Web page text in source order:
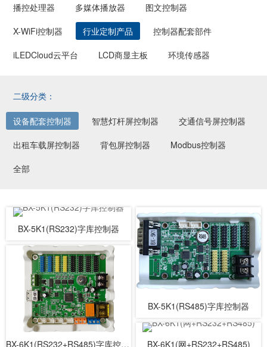
播控处理器
多媒体播放器
图文控制器
X-WiFi控制器
行业定制产品
控制器配套部件
iLEDCloud云平台
LCD商显主板 环境传感器
二级分类：
设备配套控制器 智慧灯杆屏控制器
交通信号屏控制器
出租车载屏控制器
背包屏控制器
Modbus控制器
全部
BX-5K1(RS232)字库控制器
BX-5K1(RS485)字库控制器
BX-6K1(RS232+RS485)字库控制器 BX-6K1(网+RS232+RS485)